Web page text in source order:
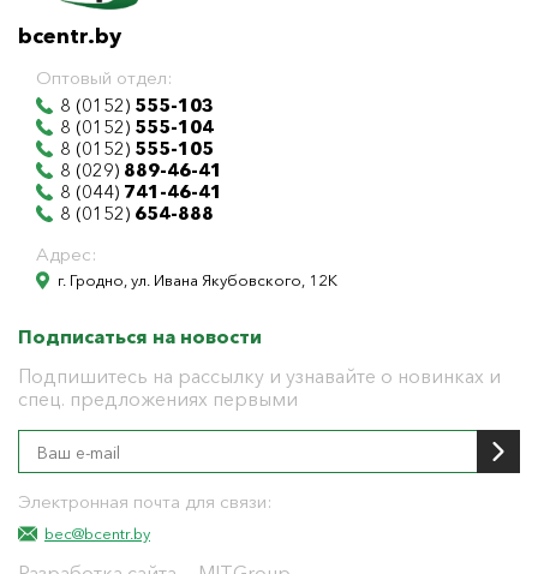
bcentr.by
Оптовый отдел:
8 (0152) 555-103
8 (0152) 555-104
8 (0152) 555-105
8 (029) 889-46-41
8 (044) 741-46-41
8 (0152) 654-888
Адрес:
г. Гродно, ул. Ивана Якубовского, 12К
Подписаться на новости
Подпишитесь на рассылку и узнавайте о новинках и
спец. предложениях первыми
Электронная почта для связи:
bec@bcentr.by